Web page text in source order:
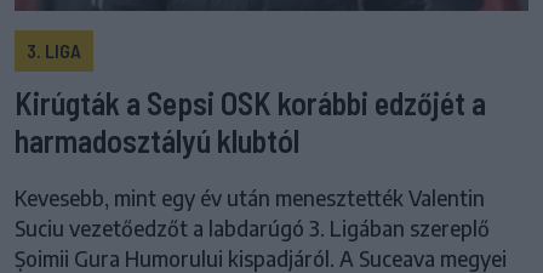
3. LIGA
Kirúgták a Sepsi OSK korábbi edzőjét a
harmadosztályú klubtól
Kevesebb, mint egy év után menesztették Valentin
Suciu vezetőedzőt a labdarúgó 3. Ligában szereplő
Șoimii Gura Humorului kispadjáról. A Suceava megyei